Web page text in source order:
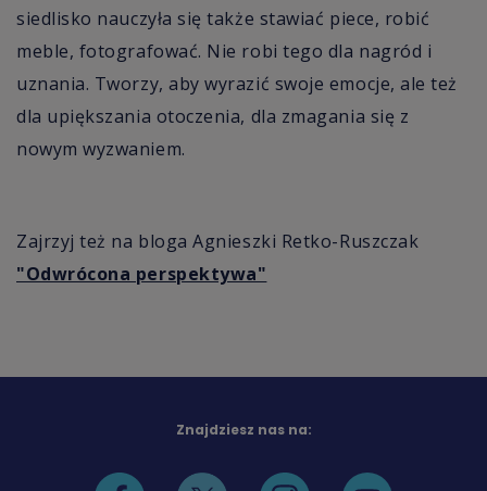
siedlisko nauczyła się także stawiać piece, robić
meble, fotografować. Nie robi tego dla nagród i
uznania. Tworzy, aby wyrazić swoje emocje, ale też
dla upiększania otoczenia, dla zmagania się z
nowym wyzwaniem.
Zajrzyj też na bloga Agnieszki Retko-Ruszczak
"Odwrócona perspektywa"
Znajdziesz nas na: